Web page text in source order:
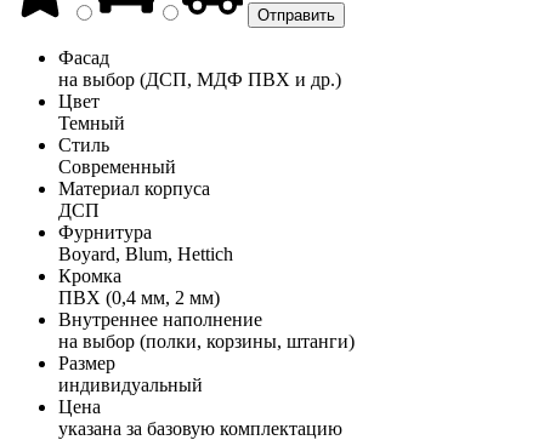
Фасад
на выбор (ДСП, МДФ ПВХ и др.)
Цвет
Темный
Стиль
Современный
Материал корпуса
ДСП
Фурнитура
Boyard, Blum, Hettich
Кромка
ПВХ (0,4 мм, 2 мм)
Внутреннее наполнение
на выбор (полки, корзины, штанги)
Размер
индивидуальный
Цена
указана за базовую комплектацию